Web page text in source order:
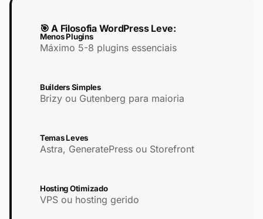
🎯 A Filosofia WordPress Leve:
Menos Plugins
Máximo 5-8 plugins essenciais
Builders Simples
Brizy ou Gutenberg para maioria
Temas Leves
Astra, GeneratePress ou Storefront
Hosting Otimizado
VPS ou hosting gerido